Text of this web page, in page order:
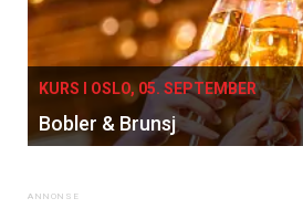
KURS I OSLO, 05. SEPTEMBER
Bobler & Brunsj